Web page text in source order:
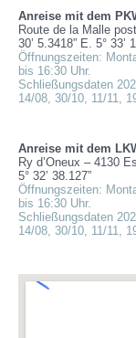
Anreise mit dem
Route de la Malle
30’ 5.3418” E. 5° 33’
Öffnungszeiten:
bis 16:30 Uhr.
Schließungsdaten
14/08, 30/10, 11/11,
Anreise mit dem
Ry d’Oneux – 4130
5° 32’ 38.127”
Öffnungszeiten:
bis 16:30 Uhr.
Schließungsdaten
14/08, 30/10, 11/11,